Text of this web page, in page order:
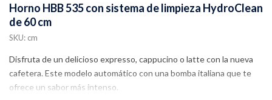
Horno HBB 535 con sistema de limpieza HydroClean
de 60 cm
SKU: cm
Disfruta de un delicioso expresso, cappucino o latte con la nueva
cafetera. Este modelo automático con una bomba italiana que te
ofrece un sabor más intenso.